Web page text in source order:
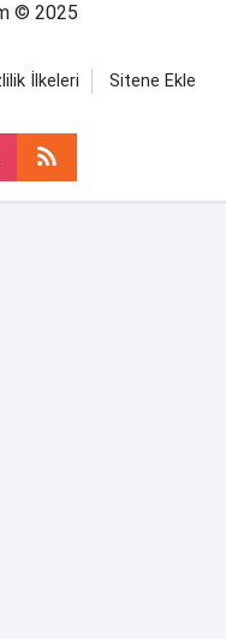
© 2025
İlkeleri Sitene Ekle